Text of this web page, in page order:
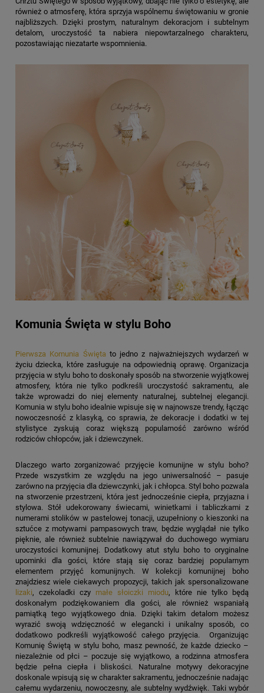
również o atmosferę, która sprzyja wspólnemu świętowaniu w gronie
najbliższych. Dzięki prostym, naturalnym dekoracjom i subtelnym
detalom, uroczystość ta nabiera niepowtarzalnego charakteru,
pozostawiając niezatarte wspomnienia.
Komunia Święta w stylu Boho
Pierwsza Komunia Święta to jedno z najważniejszych wydarzeń w
życiu dziecka, które zasługuje na odpowiednią oprawę. Organizacja
przyjęcia w stylu boho to doskonały sposób na stworzenie wyjątkowej
atmosfery, która nie tylko podkreśli uroczystość sakramentu, ale
także wprowadzi do niej elementy naturalnej, subtelnej elegancji.
Komunia w stylu boho idealnie wpisuje się w najnowsze trendy, łącząc
nowoczesność z klasyką, co sprawia, że dekoracje i dodatki w tej
stylistyce zyskują coraz większą popularność zarówno wśród
rodziców chłopców, jak i dziewczynek.
Dlaczego warto zorganizować przyjęcie komunijne w stylu boho?
Przede wszystkim ze względu na jego uniwersalność – pasuje
zarówno na przyjęcia dla dziewczynki, jak i chłopca. Styl boho pozwala
na stworzenie przestrzeni, która jest jednocześnie ciepła, przyjazna i
stylowa. Stół udekorowany świecami, winietkami i tabliczkami z
numerami stolików w pastelowej tonacji, uzupełniony o kieszonki na
sztućce z motywami pampasowych traw, będzie wyglądał nie tylko
pięknie, ale również subtelnie nawiązywał do duchowego wymiaru
uroczystości komunijnej. Dodatkowy atut stylu boho to oryginalne
upominki dla gości, które stają się coraz bardziej popularnym
elementem przyjęć komunijnych. W kolekcji komunijnej boho
znajdziesz wiele ciekawych propozycji, takich jak spersonalizowane
lizaki, czekoladki czy małe słoiczki miodu, które nie tylko będą
doskonałym podziękowaniem dla gości, ale również wspaniałą
pamiątką tego wyjątkowego dnia. Dzięki takim detalom możesz
wyrazić swoją wdzięczność w elegancki i unikalny sposób, co
dodatkowo podkreśli wyjątkowość całego przyjęcia. Organizując
Komunię Świętą w stylu boho, masz pewność, że każde dziecko –
niezależnie od płci – poczuje się wyjątkowo, a rodzinna atmosfera
będzie pełna ciepła i bliskości. Naturalne motywy dekoracyjne
doskonale wpisują się w charakter sakramentu, jednocześnie nadając
całemu wydarzeniu, nowoczesny, ale subtelny wydźwięk. Taki wybór